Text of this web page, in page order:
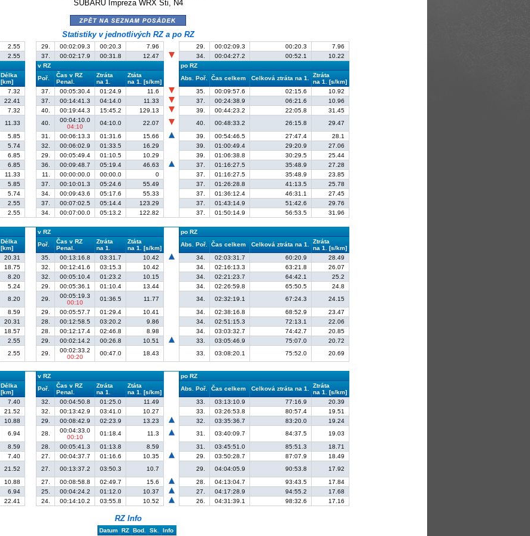
SUBARU Impreza WRX Sti, N4
zpět na seznam posádek
Statistiky v jednotlivých RZ a po RZ
2.55 29. 00:02:09.3 00:20.3 7.96 29. 00:02:09.3 00:20.3
7.96
2.55 37. 00:02:17.9 00:31.8 12.47 34. 00:04:27.2 00:52.1
10.22
v RZ
po RZ
Délka
[km]
Poř.
Čas v RZ
Penal.
Ztráta
na 1.
Ztáta
na 1. [s/km]
Abs. Poř. Čas celkem Celková ztráta na 1.
Ztráta
na 1. [s/km]
7.32 37. 00:05:30.4 01:24.9 11.6 35. 00:09:57.6 02:15.6
10.92
22.41 37. 00:14:41.3 04:14.0 11.33 37. 00:24:38.9 06:21.6
10.96
7.32 40. 00:19:44.3 15:45.2 129.13 39. 00:44:23.2 22:05.8
31.45
11.33 40.
00:04:10.0
04:10
04:10.0 22.07 40. 00:48:33.2 26:15.8
29.47
5.85 31. 00:06:13.3 01:31.6 15.66 39. 00:54:46.5 27:47.4
28.1
5.74 32. 00:06:02.9 01:33.5 16.29 39. 01:00:49.4 29:20.9
27.06
6.85 29. 00:05:49.4 01:10.5 10.29 39. 01:06:38.8 30:29.5
25.44
6.85 36. 00:09:48.7 05:19.4 46.63 37. 01:16:27.5 35:48.9
27.28
11.33 11. 00:00:00.0 00:00.0 0 37. 01:16:27.5 35:48.9
23.85
5.85 37. 00:10:01.3 05:24.6 55.49 37. 01:26:28.8 41:13.5
25.78
5.74 34. 00:09:43.6 05:17.6 55.33 37. 01:36:12.4 46:31.1
27.45
2.55 37. 00:07:02.5 05:14.4 123.29 37. 01:43:14.9 51:42.6
29.76
2.55 34. 00:07:00.0 05:13.2 122.82 37. 01:50:14.9 56:53.5 31.96
v RZ
po RZ
Délka
[km]
Poř.
Čas v RZ
Penal.
Ztráta
na 1.
Ztáta
na 1. [s/km]
Abs. Poř. Čas celkem Celková ztráta na 1.
Ztráta
na 1. [s/km]
20.31 35. 00:13:16.8 03:31.7 10.42 34. 02:03:31.7 60:20.9
28.49
18.75 32. 00:12:41.6 03:15.3 10.42 34. 02:16:13.3 63:21.8
26.07
8.20 32. 00:05:10.4 01:23.2 10.15 34. 02:21:23.7 64:42.1
25.2
5.24 29. 00:05:36.1 01:10.4 13.44 34. 02:26:59.8 65:50.5
24.8
8.20 29.
00:05:19.3
00:10
01:36.5 11.77 34. 02:32:19.1 67:24.3
24.15
8.59 29. 00:05:57.7 01:29.4 10.41 34. 02:38:16.8 68:52.9
23.47
20.31 28. 00:12:58.5 03:20.2 9.86 34. 02:51:15.3 72:13.1
22.06
18.57 28. 00:12:17.4 02:46.8 8.98 34. 03:03:32.7 74:42.7
20.85
2.55 29. 00:02:14.2 00:26.8 10.51 33. 03:05:46.9 75:07.0
20.72
2.55 29.
00:02:33.2
00:20
00:47.0 18.43 33. 03:08:20.1 75:52.0 20.69
v RZ
po RZ
Délka
[km]
Poř.
Čas v RZ
Penal.
Ztráta
na 1.
Ztáta
na 1. [s/km]
Abs. Poř. Čas celkem Celková ztráta na 1.
Ztráta
na 1. [s/km]
7.40 32. 00:04:50.8 01:25.0 11.49 33. 03:13:10.9 77:16.9
20.39
21.52 32. 00:13:42.9 03:41.0 10.27 33. 03:26:53.8 80:57.4
19.51
10.88 29. 00:08:42.9 02:23.9 13.23 32. 03:35:36.7 83:20.0
19.24
6.94 28.
00:04:33.0
00:10
01:18.4 11.3 31. 03:40:09.7 84:37.5
19.03
8.59 28. 00:05:41.3 01:13.8 8.59 31. 03:45:51.0 85:51.3
18.71
7.40 27. 00:04:37.7 01:16.6 10.35 29. 03:50:28.7 87:07.9
18.49
21.52 27. 00:13:37.2 03:50.3 10.7 29. 04:04:05.9 90:53.8
17.92
10.88 27. 00:08:58.8 02:49.7 15.6 28. 04:13:04.7 93:43.5
17.84
6.94 25. 00:04:24.2 01:12.0 10.37 27. 04:17:28.9 94:55.2
17.68
22.41 24. 00:14:10.2 03:55.8 10.52 26. 04:31:39.1 98:32.6 17.16
RZ Info
Datum RZ Bod. Sk. Info